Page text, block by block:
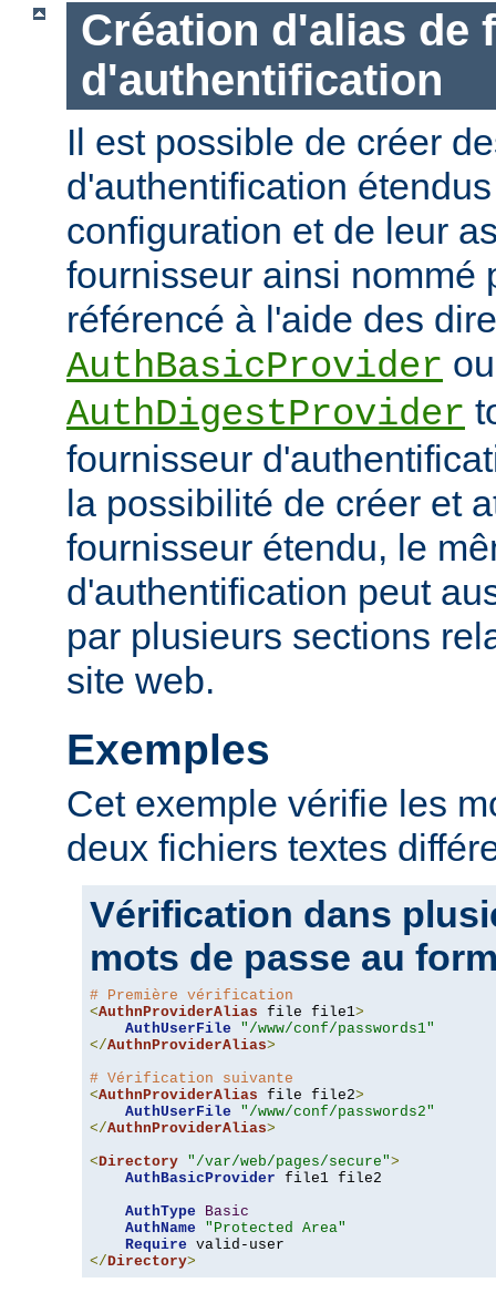
Création d'alias de
d'authentification
Il est possible de créer
d'authentification
configuration et de leur
fournisseur ainsi nommé
référencé à l'aide des
AuthBasicProvider ou
AuthDigestProvider
fournisseur
la possibilité de créer et
fournisseur étendu, le
d'authentification peut
par plusieurs sections
site web.
Exemples
Cet exemple vérifie les
deux fichiers textes
Vérification dans
mots de passe au
# Première vérification
<AuthnProviderAlias file file1>
AuthUserFile
"/www/conf/passwords1"
</AuthnProviderAlias>
# Vérification suivante
<AuthnProviderAlias file file2>
AuthUserFile
"/www/conf/passwords2"
</AuthnProviderAlias>
<Directory "/var/web/pages/secure">
AuthBasicProvider file1 file2
AuthType
Basic
AuthName
"Protected Area"
Require
</Directory>